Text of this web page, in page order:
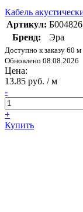
Кабель
Артикул:
Бренд:
Эра
Доступно к заказу 60 м
Обновлено 08.08.2026
Цена:
13.85 руб. / м
-
+
Купить